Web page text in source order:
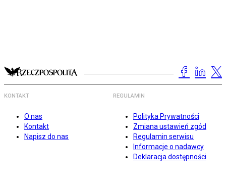
KONTAKT
O nas
Kontakt
Napisz do nas
REGULAMIN
Polityka Prywatności
Zmiana ustawień zgód
Regulamin serwisu
Informacje o nadawcy
Deklaracja dostępności